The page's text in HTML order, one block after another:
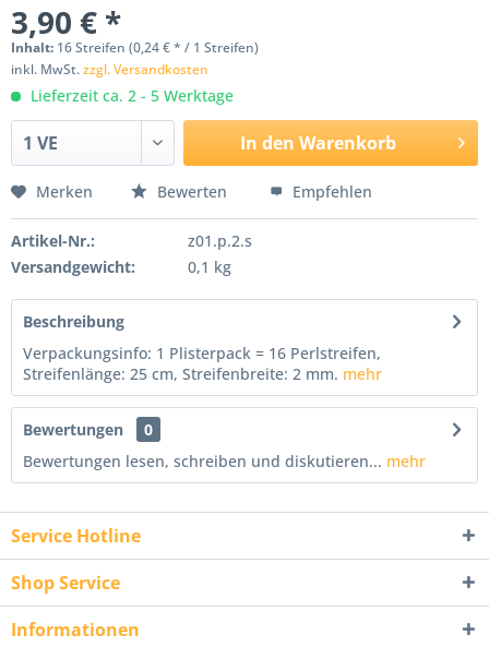
3,90 € *
Inhalt: 16 Streifen (0,24 € * / 1 Streifen)
inkl. MwSt.zzgl. Versandkosten
Lieferzeit ca. 2 - 5 Werktage
In den Warenkorb
Merken Bewerten Empfehlen
Artikel-Nr.:
z01.p.2.s
Versandgewicht:
0,1 kg
Beschreibung
Verpackungsinfo: 1 Plisterpack = 16 Perlstreifen,
Streifenlänge: 25 cm, Streifenbreite: 2 mm. mehr
Bewertungen
0
Bewertungen lesen, schreiben und diskutieren... mehr
Service Hotline
Shop Service
Informationen